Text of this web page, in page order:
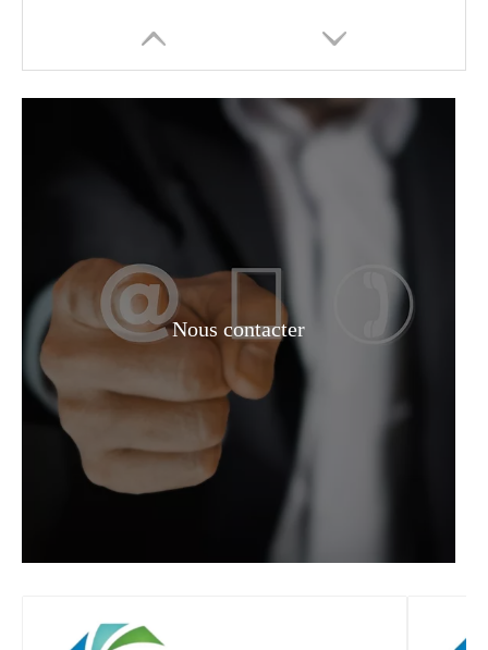
Décapant à peinture solvanté de qualité industrielle 127-19-5
Nous contacter